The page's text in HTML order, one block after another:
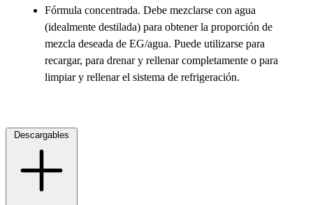
Fórmula concentrada. Debe mezclarse con agua
(idealmente destilada) para obtener la proporción de
mezcla deseada de EG/agua. Puede utilizarse para
recargar, para drenar y rellenar completamente o para
limpiar y rellenar el sistema de refrigeración.
Descargables